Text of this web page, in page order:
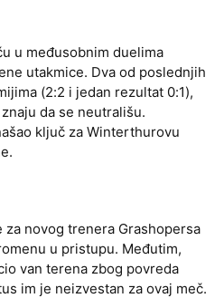
u međusobnim duelima
utakmice. Dva od poslednjih
(2:2 i jedan rezultat 0:1),
da se neutrališu.
ključ za Winterthurovu
novog trenera Grashopersa
u pristupu. Međutim,
van terena zbog povreda
im je neizvestan za ovaj meč.